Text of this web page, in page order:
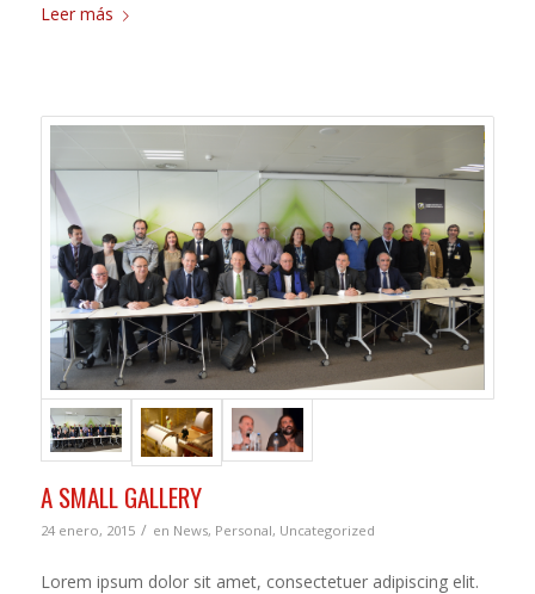
Leer más
A SMALL GALLERY
24 enero, 2015 / en News, Personal, Uncategorized
Lorem ipsum dolor sit amet, consectetuer adipiscing elit.